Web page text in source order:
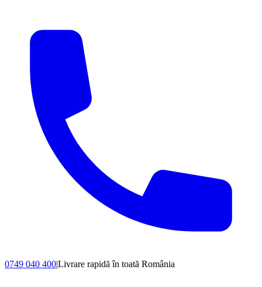
0749 040 400|Livrare rapidă în toată România